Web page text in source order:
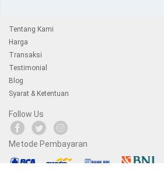
Tentang Kami
Harga
Transaksi
Testimonial
Blog
Syarat & Ketentuan
Follow Us
Metode Pembayaran